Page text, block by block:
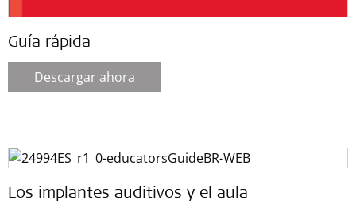
Guía rápida
Descargar ahora
Los implantes auditivos y el aula